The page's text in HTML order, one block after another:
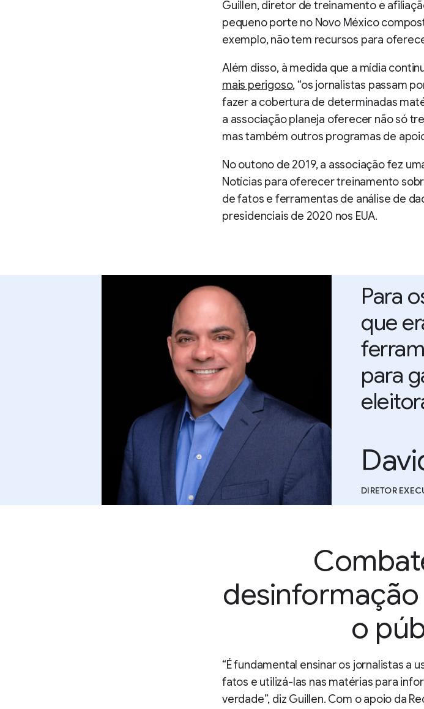
Guillen, diretor de treinamento e
pequeno porte no Novo México
exemplo, não tem recursos para
Além disso, à medida que a mídia
mais perigoso, “os jornalistas passam
fazer a cobertura de determinadas
a associação planeja oferecer não só
mas também outros programas de
No outono de 2019, a associação fez
Notícias para oferecer treinamento
de fatos e ferramentas de análise de
presidenciais de 2020 nos EUA.
Para
que
para
DIRETOR
o
“É fundamental ensinar os jornalistas a
fatos e utilizá-las nas matérias para
verdade”, diz Guillen. Com o apoio da